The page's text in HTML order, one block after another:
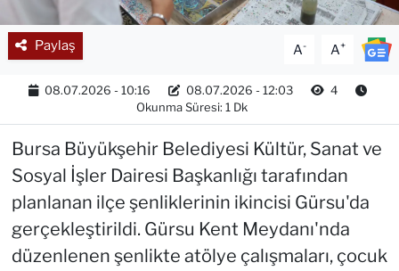
Paylaş A- A+
08.07.2026 - 10:16 08.07.2026 - 12:03
4
Okunma Süresi: 1 Dk
Bursa Büyükşehir Belediyesi Kültür, Sanat ve
Sosyal İşler Dairesi Başkanlığı tarafından
planlanan ilçe şenliklerinin ikincisi Gürsu'da
gerçekleştirildi. Gürsu Kent Meydanı'nda
düzenlenen şenlikte atölye çalışmaları, çocuk